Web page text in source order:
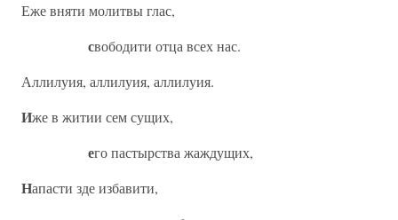
Еже вняти молитвы глас,
свободити отца всех нас.
Аллилуия, аллилуия, аллилуия.
Иже в житии сем сущих,
его пастырства жаждущих,
Напасти зде избавити,